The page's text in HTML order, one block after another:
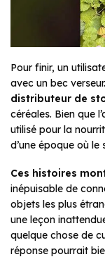
Pour finir, un
avec un bec
distributeur de
céréales. Bien que
utilisé pour la
d’une époque où
Ces histoires
inépuisable de
objets les plus
une leçon
quelque chose de
réponse pourrait